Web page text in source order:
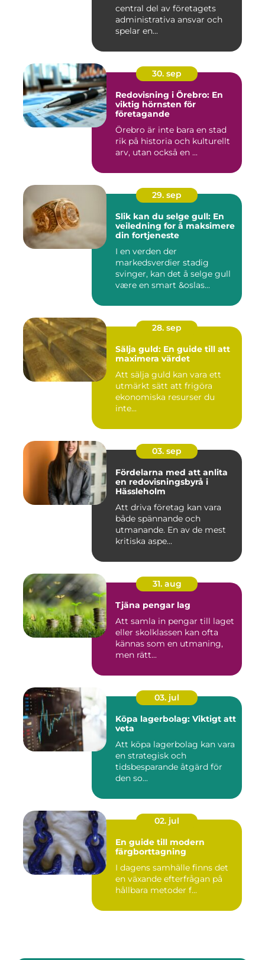
central del av företagets
administrativa ansvar och
spelar en...
30. sep
Redovisning i Örebro: En
viktig hörnsten för
företagande
Örebro är inte bara en stad
rik på historia och kulturellt
arv, utan också en ...
29. sep
Slik kan du selge gull: En
veiledning for å maksimere
din fortjeneste
I en verden der
markedsverdier stadig
svinger, kan det å selge gull
være en smart &oslas...
28. sep
Sälja guld: En guide till att
maximera värdet
Att sälja guld kan vara ett
utmärkt sätt att frigöra
ekonomiska resurser du
inte...
03. sep
Fördelarna med att anlita
en redovisningsbyrå i
Hässleholm
Att driva företag kan vara
både spännande och
utmanande. En av de mest
kritiska aspe...
31. aug
Tjäna pengar lag
Att samla in pengar till laget
eller skolklassen kan ofta
kännas som en utmaning,
men rätt...
03. jul
Köpa lagerbolag: Viktigt att
veta
Att köpa lagerbolag kan vara
en strategisk och
tidsbesparande åtgärd för
den so...
02. jul
En guide till modern
färgborttagning
I dagens samhälle finns det
en växande efterfrågan på
hållbara metoder f...